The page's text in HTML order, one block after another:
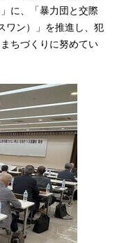
に、「暴力団と交際
ワン）」を推進し、犯
ちづくりに努めてい